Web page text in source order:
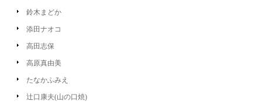
鈴木まどか
添田ナオコ
高田志保
高原真由美
たなかふみえ
辻口康夫(山の口焼)